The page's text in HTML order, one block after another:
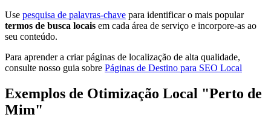
Use pesquisa de palavras-chave para identificar o mais popular
termos de busca locais em cada área de serviço e incorpore-as ao
seu conteúdo.
Para aprender a criar páginas de localização de alta qualidade,
consulte nosso guia sobre Páginas de Destino para SEO Local
Exemplos de Otimização Local "Perto de
Mim"